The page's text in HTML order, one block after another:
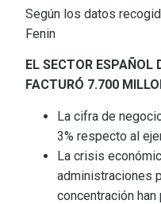
Según los datos
Fenin
EL SECTOR ESPAÑOL
FACTURÓ 7.700
La cifra de
3% respecto al
La crisis
administraciones
concentración